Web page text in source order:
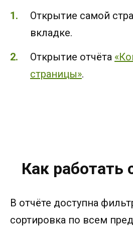
Открытие самой
вкладке.
Открытие отчёта
страницы».
Как работать
В отчёте доступна
сортировка по всем